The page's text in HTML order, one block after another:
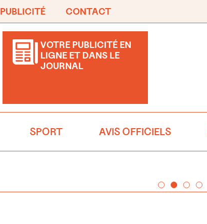
PUBLICITÉ CONTACT
VOTRE PUBLICITÉ EN
LIGNE ET DANS LE
JOURNAL
SPORT AVIS OFFICIELS